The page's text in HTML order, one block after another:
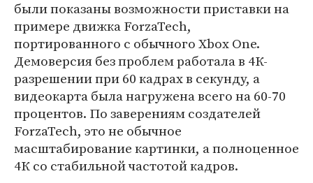
были показаны возможности приставки на
примере движка ForzaTech,
портированного с обычного Xbox One.
Демоверсия без проблем работала в 4К-
разрешении при 60 кадрах в секунду, а
видеокарта была нагружена всего на 60-70
процентов. По заверениям создателей
ForzaTech, это не обычное
масштабирование картинки, а полноценное
4К со стабильной частотой кадров.